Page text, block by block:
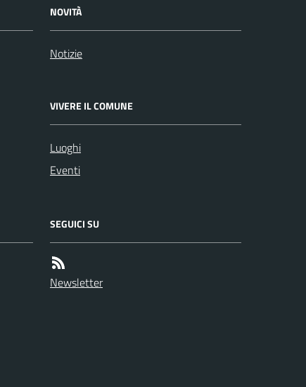
NOVITÀ
Notizie
VIVERE IL COMUNE
Luoghi
Eventi
SEGUICI SU
Newsletter